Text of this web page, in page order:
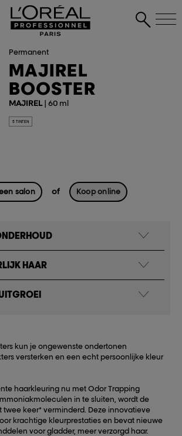
Permanent
MAJIREL
BOOSTER
MAJIREL| 60 ml
5 TINTEN
salon of Koop online
HAAR​
kun je ongewenste ondertonen
versterken en een echt persoonlijke kleur
haarkleuring nu met Odor Trapping
in te sluiten, wordt de
keer* verminderd. Deze innovatieve
krachtige kleurprestaties en bevat nieuwe
voor gladder, meer verzorgd haar.